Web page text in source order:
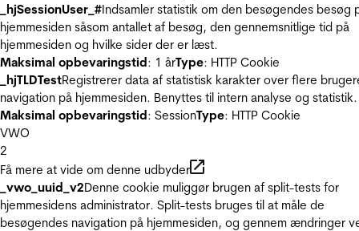
_hjSessionUser_#Indsamler statistik om den besøgendes besøg
hjemmesiden såsom antallet af besøg, den gennemsnitlige tid på
hjemmesiden og hvilke sider der er læst.
Maksimal opbevaringstid: 1 årType: HTTP Cookie
_hjTLDTestRegistrerer data af statistisk karakter over flere
navigation på hjemmesiden. Benyttes til intern analyse og statistik.
Maksimal opbevaringstid: SessionType: HTTP Cookie
VWO
2
Få mere at vide om denne udbyder
_vwo_uuid_v2Denne cookie muliggør brugen af split-tests for
hjemmesidens administrator. Split-tests bruges til at måle de
besøgendes navigation på hjemmesiden, og gennem ændringer